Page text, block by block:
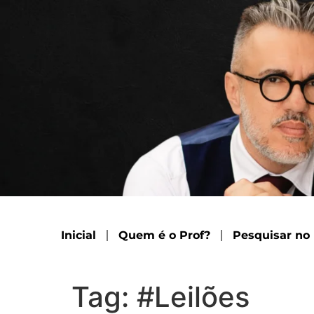
Inicial Quem é o Prof? Pesquisar no
Tag: #Leilões